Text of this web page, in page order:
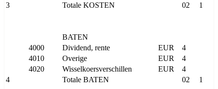
3
Totale KOSTEN 02 1
BATEN
4000
Dividend, rente EUR
4
4010
Overige EUR
4
4020
Wisselkoersverschillen EUR
4
4
Totale BATEN 02 1